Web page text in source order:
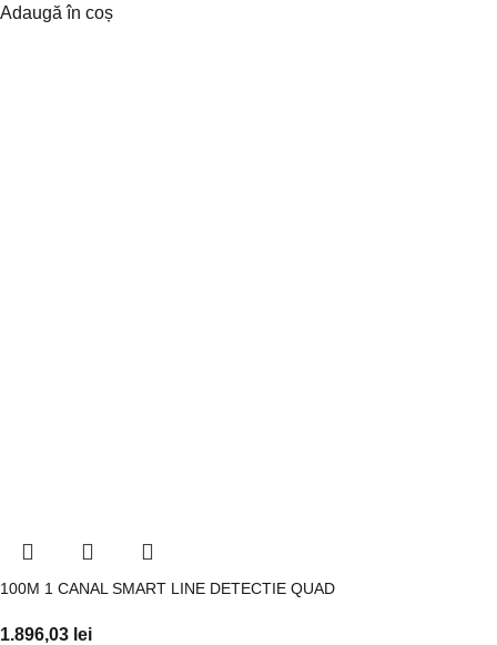
Adaugă în coș
100M 1 CANAL SMART LINE DETECTIE QUAD
1.896,03 lei